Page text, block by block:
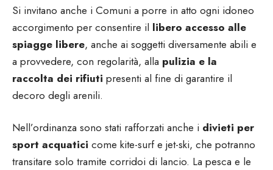
Si invitano anche i Comuni a porre in atto ogni idoneo
accorgimento per consentire il libero accesso alle
spiagge libere, anche ai soggetti diversamente abili e
a provvedere, con regolarità, alla pulizia e la
raccolta dei rifiuti presenti al fine di garantire il
decoro degli arenili.
Nell’ordinanza sono stati rafforzati anche i divieti per
sport acquatici come kite-surf e jet-ski, che potranno
transitare solo tramite corridoi di lancio. La pesca e le